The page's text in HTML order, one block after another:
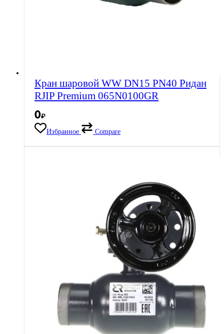
Кран шаровой WW DN15 PN40 Ридан
RJIP Premium 065N0100GR
0₽
Избранное Compare